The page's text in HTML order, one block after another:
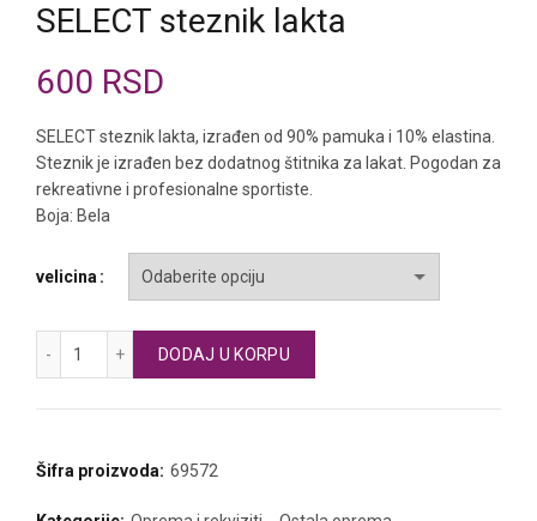
SELECT steznik lakta
600 RSD
SELECT steznik lakta, izrađen od 90% pamuka i 10% elastina.
Steznik je izrađen bez dodatnog štitnika za lakat. Pogodan za
rekreativne i profesionalne sportiste.
Boja: Bela
velicina
SELECT steznik lakta količina
DODAJ U KORPU
Šifra proizvoda: 69572